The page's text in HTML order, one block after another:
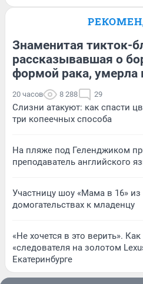
Знаменитая тикток-
рассказывавшая о
формой рака, умерла
20 часов 8 288 29
Слизни атакуют: как спасти
три копеечных способа
На пляже под Геленджиком
преподаватель английского
Участницу шоу «Мама в 16»
домогательствах к младенцу
«Не хочется в это верить».
«следователя на золотом
Екатеринбурге